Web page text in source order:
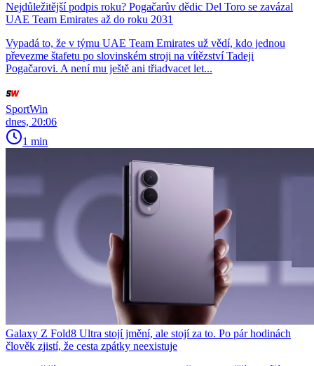
Nejdůležitější podpis roku? Pogačarův dědic Del Toro se zavázal
UAE Team Emirates až do roku 2031
Vypadá to, že v týmu UAE Team Emirates už vědí, kdo jednou
převezme štafetu po slovinském stroji na vítězství Tadeji
Pogačarovi. A není mu ještě ani třiadvacet let...
SportWin
dnes, 20:06
1 min
Galaxy Z Fold8 Ultra stojí jmění, ale stojí za to. Po pár hodinách
člověk zjistí, že cesta zpátky neexistuje